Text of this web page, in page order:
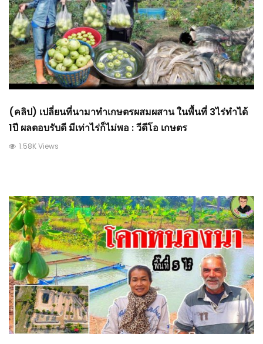
(คลิป) เปลี่ยนที่นามาทำเกษตรผสมผสาน ในพื้นที่ 3ไร่ทำได้
1ปี ผลตอบรับดี มีเท่าไร่ก็ไม่พอ : วีดีโอ เกษตร
1.58K Views